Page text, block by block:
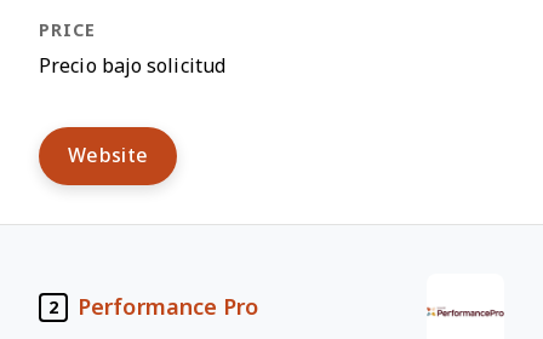
Precio bajo solicitud
Website
2 Performance Pro